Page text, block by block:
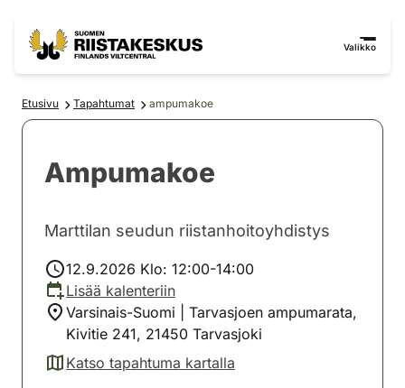
Valikko
Etusivu Tapahtumat ampumakoe
Ampumakoe
Marttilan seudun riistanhoitoyhdistys
12.9.2026 Klo: 12:00-14:00
Lisää kalenteriin
Varsinais-Suomi | Tarvasjoen ampumarata,
Kivitie 241, 21450 Tarvasjoki
Katso tapahtuma kartalla
(avautuu uuteen välilehteen)